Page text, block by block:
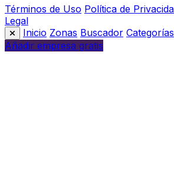
Términos de Uso Política de
Legal
Inicio Zonas Buscador Categorías
Añadir empresa gratis